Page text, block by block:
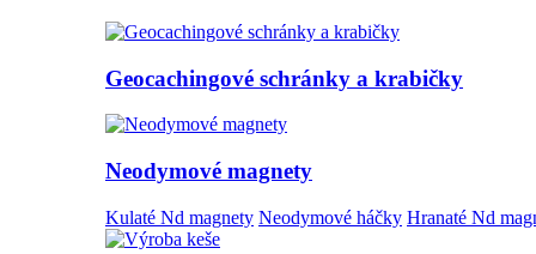
Geocachingové schránky a krabičky
Neodymové magnety
Kulaté Nd magnety Neodymové háčky Hranaté Nd